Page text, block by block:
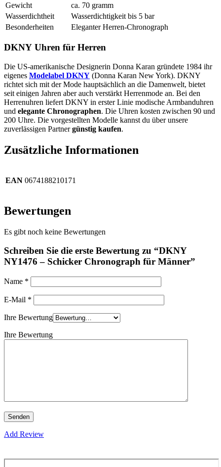
Gewicht
ca. 70 gramm
Wasserdichtheit
Wasserdichtigkeit bis 5 bar
Besonderheiten
Eleganter Herren-Chronograph
DKNY Uhren für Herren
Die US-amerikanische Designerin Donna Karan gründete 1984 ihr
eigenes Modelabel DKNY (Donna Karan New York). DKNY
richtet sich mit der Mode hauptsächlich an die Damenwelt, bietet
seit einigen Jahren aber auch verstärkt Herrenmode an. Bei den
Herrenuhren liefert DKNY in erster Linie modische Armbanduhren
und elegante Chronographen. Die Uhren kosten zwischen 90 und
200 Uhre. Die vorgestellten Modelle kannst du über unsere
zuverlässigen Partnergünstig kaufen.
Zusätzliche Informationen
EAN 0674188210171
Bewertungen
Es gibt noch keine Bewertungen
Schreiben Sie die erste Bewertung zu “DKNY
NY1476 – Schicker Chronograph für Männer”
Name *
E-Mail *
Ihre Bewertung
Ihre Bewertung
Add Review